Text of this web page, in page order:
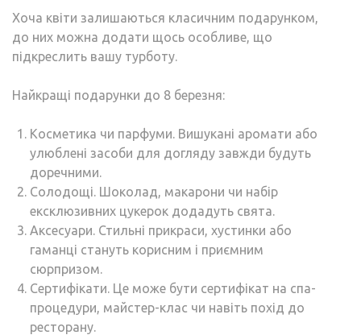
Хоча квіти залишаються класичним подарунком,
до них можна додати щось особливе, що
підкреслить вашу турботу.
Найкращі подарунки до 8 березня:
Косметика чи парфуми. Вишукані аромати або
улюблені засоби для догляду завжди будуть
доречними.
Солодощі. Шоколад, макарони чи набір
ексклюзивних цукерок додадуть свята.
Аксесуари. Стильні прикраси, хустинки або
гаманці стануть корисним і приємним
сюрпризом.
Сертифікати. Це може бути сертифікат на спа-
процедури, майстер-клас чи навіть похід до
ресторану.